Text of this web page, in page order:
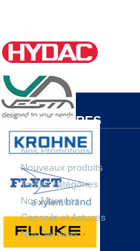
NOS OFFRES
Nos Promotions
Nouveaux produits
Toutes catégories
Nos Marques
Conseils et Astuces
Nos Services